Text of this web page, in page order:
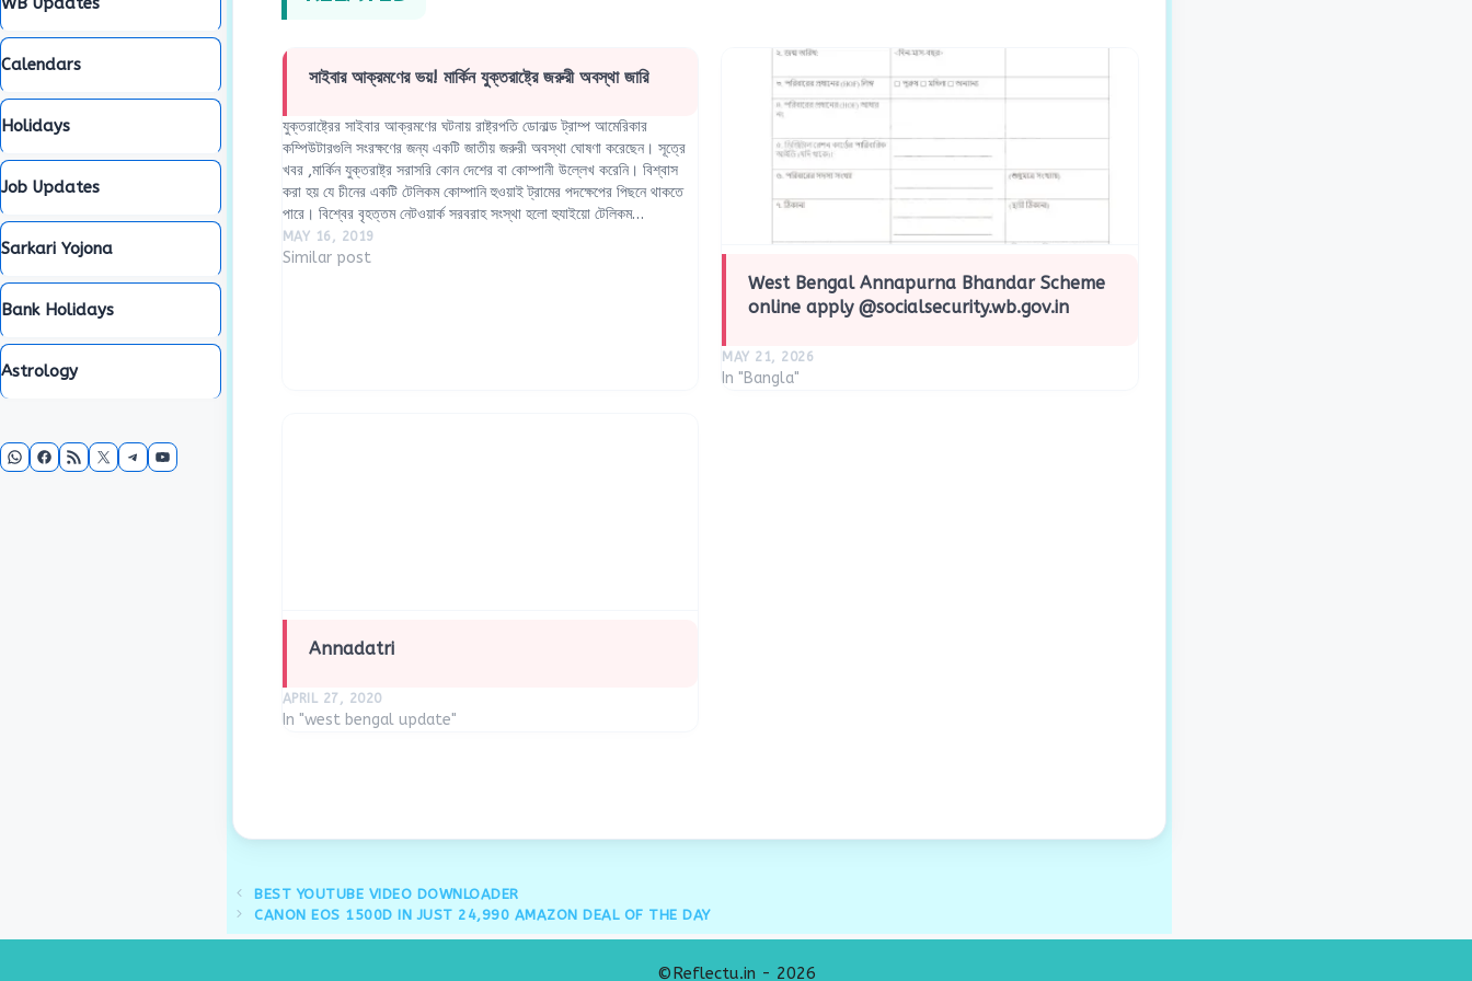
সাইবার আক্রমণের ভয়! মার্কিন যুক্তরাষ্ট্রে জরুরী অবস্থা জারি
যুক্তরাষ্ট্রের সাইবার আক্রমণের ঘটনায় রাষ্ট্রপতি ডোনাল্ড ট্রাম্প আমেরিকার
কম্পিউটারগুলি সংরক্ষণের জন্য একটি জাতীয় জরুরী অবস্থা ঘোষণা করেছেন। সূত্রে
খবর ,মার্কিন যুক্তরাষ্ট্র সরাসরি কোন দেশের বা কোম্পানী উল্লেখ করেনি। বিশ্বাস
করা হয় যে চীনের একটি টেলিকম কোম্পানি হুওয়াই ট্রামের পদক্ষেপের পিছনে থাকতে
পারে। বিশ্বের বৃহত্তম নেটওয়ার্ক সরবরাহ সংস্থা হলো হুযাইয়ো টেলিকম…
MAY 16, 2019
Similar post
West Bengal Annapurna Bhandar Scheme
online apply @socialsecurity.wb.gov.in
MAY 21, 2026
In "Bangla"
Annadatri
APRIL 27, 2020
In "west bengal update"
BEST YOUTUBE VIDEO DOWNLOADER
CANON EOS 1500D IN JUST 24,990 AMAZON DEAL OF THE DAY
Calendars
Holidays
Job Updates
Sarkari Yojona
Bank Holidays
Astrology
WhatsApp
Facebook
RSS FeedX Telegram
YouTube
©Reflectu.in - 2026